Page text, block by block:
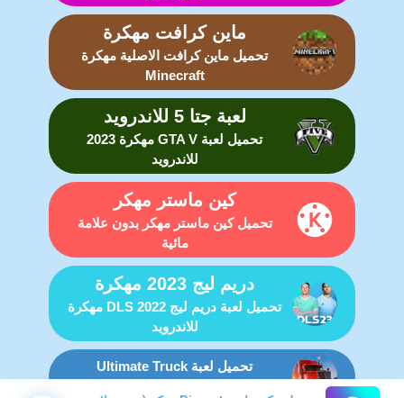
ماين كرافت مهكرة
تحميل ماين كرافت الاصلية مهكرة
Minecraft
لعبة جتا 5 للاندرويد
تحميل لعبة GTA V مهكرة 2023
للاندرويد
كين ماستر مهكر
تحميل كين ماستر مهكر بدون علامة
مائية
دريم ليج 2023 مهكرة
تحميل لعبة دريم ليج DLS 2022 مهكرة
للاندرويد
تحميل لعبة Ultimate Truck